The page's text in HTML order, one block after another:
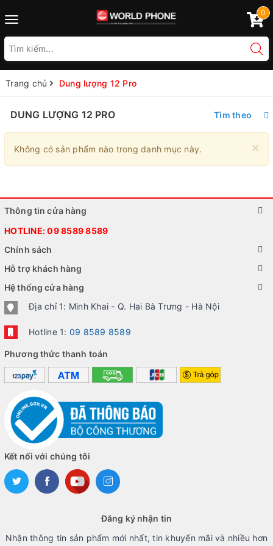
Toggle
0
Trang chủ Dung lượng 12 Pro
DUNG LƯỢNG 12 PRO Tìm theo
×
Không có sản phẩm nào trong danh mục này.
Thông tin cửa hàng
HOTLINE:09 8589 8589
Chính sách
Hỗ trợ khách hàng
Hệ thống cửa hàng
Địa chỉ 1: Minh Khai - Q. Hai Bà Trưng - Hà Nội
Hotline 1: 09 8589 8589
Phương thức thanh toán
Kết nối với chúng tôi
Đăng ký nhận tin
Nhận thông tin sản phẩm mới nhất, tin khuyến mãi và nhiều hơn